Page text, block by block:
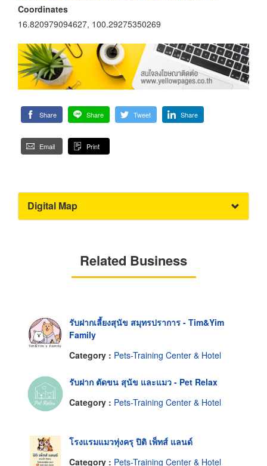
Coordinates
16.820979094627, 100.29275350269
Share Share Tweet Share
Email Print
Digital Map
Related Business
รับฝากเลี้ยงสุนัข สมุทรปราการ - Tim&Yim
Family
Category : Pets-Training Center & Hotel
รับฝาก ตัดขน สุนัข และแมว - Pet Relax
Category : Pets-Training Center & Hotel
โรงแรมแมวทุ่งครุ ปิติ เพ็ทส์ แลนด์
Category : Pets-Training Center & Hotel